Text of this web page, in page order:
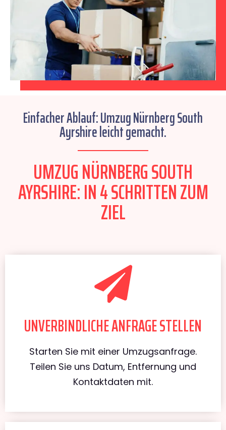
Einfacher Ablauf: Umzug Nürnberg South
Ayrshire leicht gemacht.
UMZUG NÜRNBERG SOUTH
AYRSHIRE: IN 4 SCHRITTEN ZUM
ZIEL
UNVERBINDLICHE ANFRAGE STELLEN
Starten Sie mit einer Umzugsanfrage.
Teilen Sie uns Datum, Entfernung und
Kontaktdaten mit.